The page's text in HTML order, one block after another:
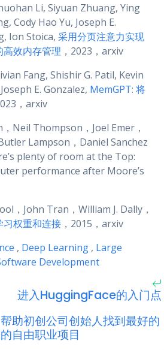
Li, Siyuan Zhuang, Ying
Cody Hao Yu, Joseph E.
Ion Stoica, 采用分页注意力实现
效内存管理 ，2023，arxiv
Fang, Shishir G. Patil, Kevin
E. Gonzalez, MemGPT: 将
，arxiv
Neil Thompson，Joel Emer，
Lampson，Daniel Sanchez
plenty of room at the Top:
performance after Moore’s
，John Tran，William J. Dally，
习权重和连接 ，2015，arxiv
, Deep Learning , Large
Development
进入HuggingFace的入门点
助初创公司创始人找到最好的
自由职业项目